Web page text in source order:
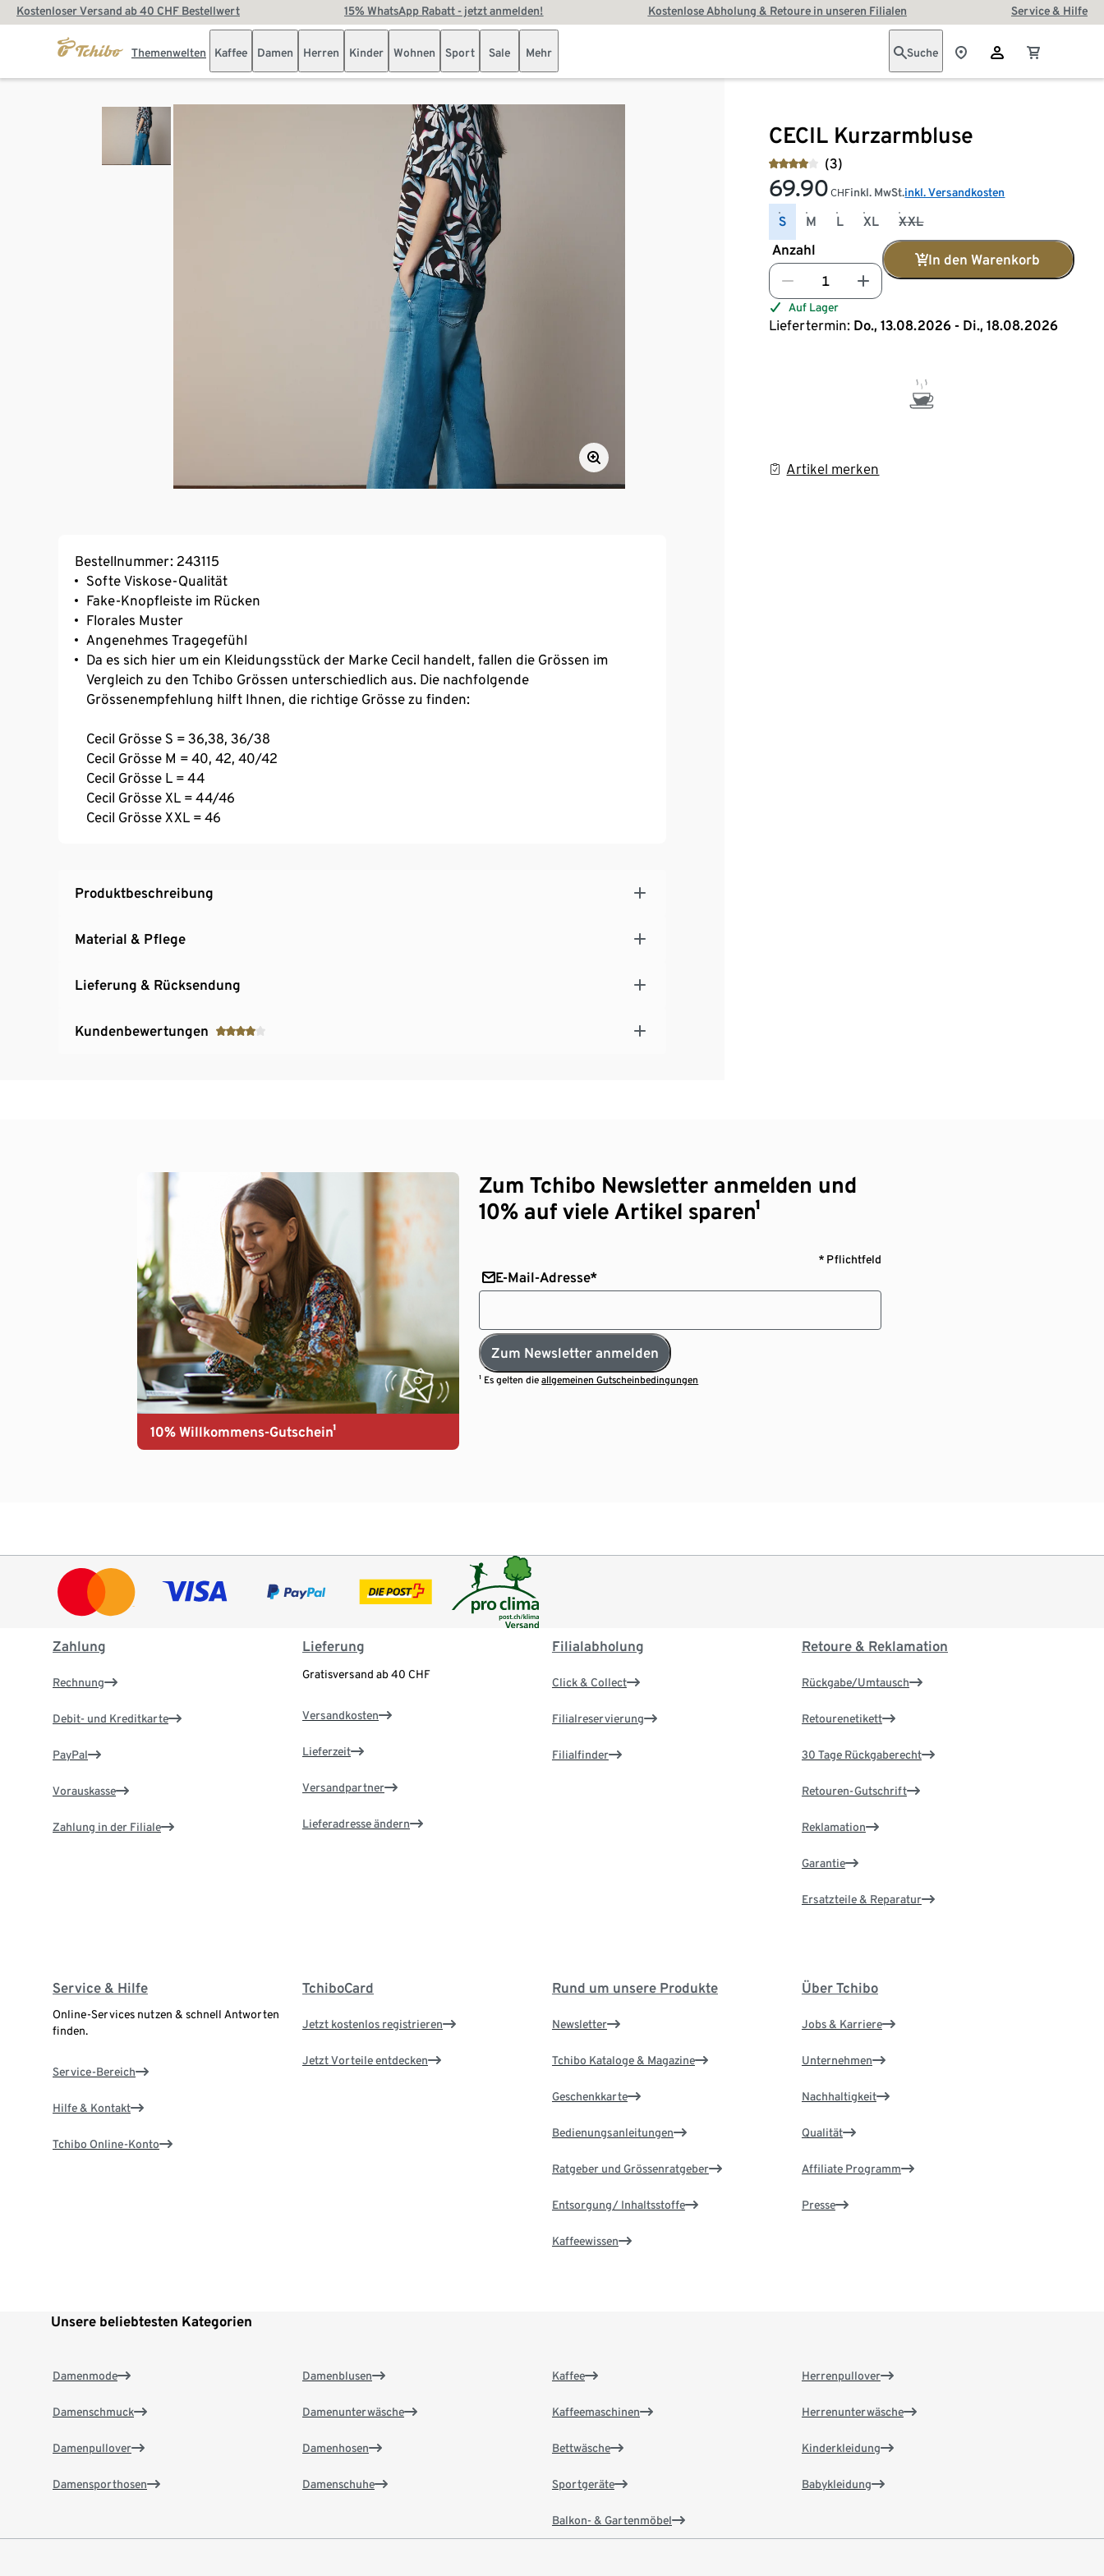
Kostenloser Versand ab 40 CHF Bestellwert 15% WhatsApp Rabatt - jetzt anmelden! Kostenlose Abholung & Retoure in unseren Filialen Service & Hilfe
Themenwelten Kaffee Damen Herren Kinder Wohnen Sport Sale Mehr Suche
CECIL Kurzarmbluse
(3)
69.90 CHFinkl. MwSt.inkl. Versandkosten
S M L XL XXL
Anzahl
In den Warenkorb
Auf Lager
Liefertermin: Do., 13.08.2026 - Di., 18.08.2026
Artikel merken
Bestellnummer: 243115
Softe Viskose-Qualität
Fake-Knopfleiste im Rücken
Florales Muster
Angenehmes Tragegefühl
Da es sich hier um ein Kleidungsstück der Marke Cecil handelt, fallen die Grössen im
Vergleich zu den Tchibo Grössen unterschiedlich aus. Die nachfolgende
Grössenempfehlung hilft Ihnen, die richtige Grösse zu finden:
Cecil Grösse S = 36,38, 36/38
Cecil Grösse M = 40, 42, 40/42
Cecil Grösse L = 44
Cecil Grösse XL = 44/46
Cecil Grösse XXL = 46
Produktbeschreibung
Material & Pflege
Lieferung & Rücksendung
Kundenbewertungen
10% Willkommens-Gutschein¹
Zum Tchibo Newsletter anmelden und
10% auf viele Artikel sparen¹
* Pflichtfeld
E-Mail-Adresse*
Zum Newsletter anmelden
¹ Es gelten dieallgemeinen Gutscheinbedingungen
Zahlung
Rechnung
Debit- und Kreditkarte
PayPal
Vorauskasse
Zahlung in der Filiale
Lieferung
Gratisversand ab 40 CHF
Versandkosten
Lieferzeit
Versandpartner
Lieferadresse ändern
Filialabholung
Click & Collect
Filialreservierung
Filialfinder
Retoure & Reklamation
Rückgabe/Umtausch
Retourenetikett
30 Tage Rückgaberecht
Retouren-Gutschrift
Reklamation
Garantie
Ersatzteile & Reparatur
Service & Hilfe
Online-Services nutzen & schnell Antworten
finden.
Service-Bereich
Hilfe & Kontakt
Tchibo Online-Konto
TchiboCard
Jetzt kostenlos registrieren
Jetzt Vorteile entdecken
Rund um unsere Produkte
Newsletter
Tchibo Kataloge & Magazine
Geschenkkarte
Bedienungsanleitungen
Ratgeber und Grössenratgeber
Entsorgung/ Inhaltsstoffe
Kaffeewissen
Über Tchibo
Jobs & Karriere
Unternehmen
Nachhaltigkeit
Qualität
Affiliate Programm
Presse
Unsere beliebtesten Kategorien
Damenmode
Damenschmuck
Damenpullover
Damensporthosen
Damenblusen
Damenunterwäsche
Damenhosen
Damenschuhe
Kaffee
Kaffeemaschinen
Bettwäsche
Sportgeräte
Balkon- & Gartenmöbel
Herrenpullover
Herrenunterwäsche
Kinderkleidung
Babykleidung